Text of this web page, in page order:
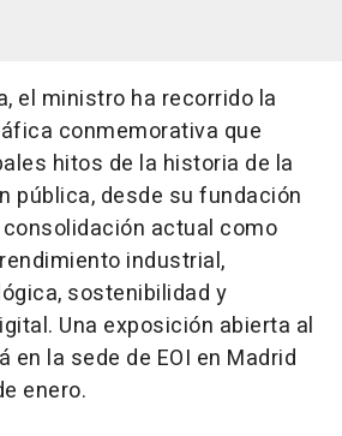
el ministro ha recorrido la
conmemorativa que
hitos de la historia de la
pública, desde su fundación
actual como
industrial,
sostenibilidad y
Una exposición abierta al
en la sede de EOI en Madrid
enero.